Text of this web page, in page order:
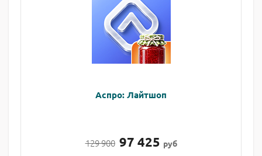
Аспро: Лайтшоп
129 900 97 425 руб